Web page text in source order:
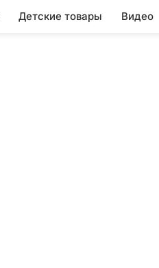
Детские товары Видео